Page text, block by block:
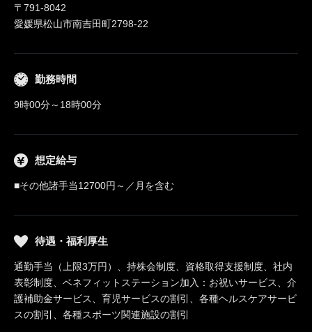
〒791-8042
愛媛県松山市南吉田町2798-22
勤務時間
9時00分～18時00分
想定給与
■その他諸手当12700円～／月を含む
待遇・福利厚生
通勤手当（上限3万円）、持株会制度、資格取得支援制度、社内
表彰制度、ベネフィットステーション加入：お祝いサービス、介
護補助金サービス、育児サービスの割引、各種ヘルスケアサービ
スの割引、各種スポーツ関連施設の割引